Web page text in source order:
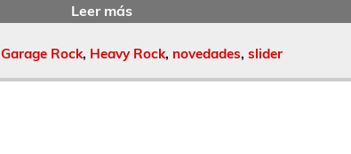
Leer más
Garage Rock, Heavy Rock, novedades, slider